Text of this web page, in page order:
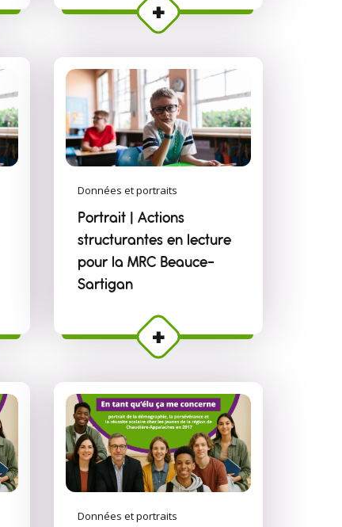
Données et portraits
Portrait | Actions
structurantes en lecture
pour la MRC Beauce-
Sartigan
Données et portraits